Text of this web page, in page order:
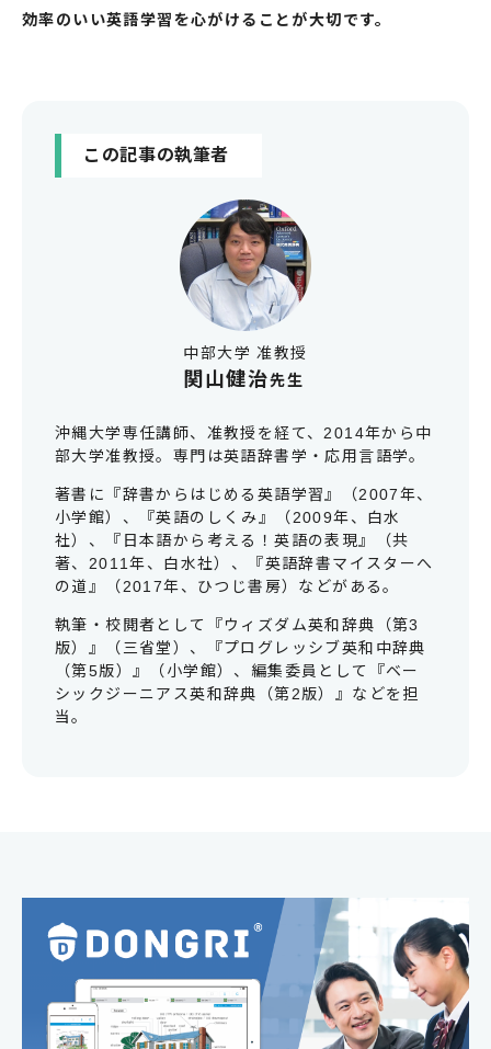
効率のいい英語学習を心がけることが大切です。
この記事の執筆者
中部大学 准教授
関山健治先生
沖縄大学専任講師、准教授を経て、2014年から中
部大学准教授。専門は英語辞書学・応用言語学。
著書に『辞書からはじめる英語学習』（2007年、
小学館）、『英語のしくみ』（2009年、白水
社）、『日本語から考える！英語の表現』（共
著、2011年、白水社）、『英語辞書マイスターへ
の道』（2017年、ひつじ書房）などがある。
執筆・校閲者として『ウィズダム英和辞典（第3
版）』（三省堂）、『プログレッシブ英和中辞典
（第5版）』（小学館）、編集委員として『ベー
シックジーニアス英和辞典（第2版）』などを担
当。